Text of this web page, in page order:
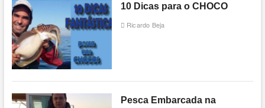
10 Dicas para o CHOCO
Ricardo Beja
Pesca Embarcada na